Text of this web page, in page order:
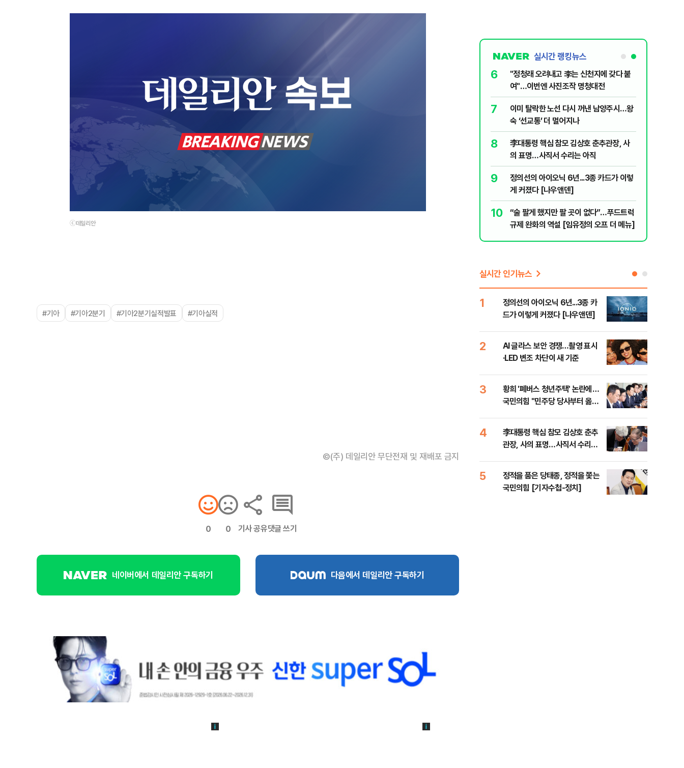
ⓒ데일리안
#기아 #기아2분기 #기아2분기실적발표 #기아실적
©(주) 데일리안 무단전재 및 재배포 금지
0 0 기사 공유댓글 쓰기
네이버에서 데일리안 구독하기 다음에서 데일리안 구독하기
실시간 랭킹뉴스
1
2
5
LS일렉트릭, GS건설과 AI데이터센터
6
"정청래 오려내고 李는 신천지에 갖다 붙
여"…이번엔 사진조작 명청대전
7
이미 탈락한 노선 다시 꺼낸 남양주시…왕
숙 ‘선교통’ 더 멀어지나
8
李대통령 핵심 참모 김상호 춘추관장, 사
의 표명…사직서 수리는 아직
9
정의선의 아이오닉 6년...3종 카드가 이렇
게 커졌다 [나우앤덴]
10
“술 팔게 했지만 팔 곳이 없다”…푸드트럭
규제 완화의 역설 [임유정의 오프 더 메뉴]
실시간 인기뉴스
1
정의선의 아이오닉 6년...3종 카
드가 이렇게 커졌다 [나우앤덴]
2
AI 글라스 보안 경쟁…촬영 표시
·LED 변조 차단이 새 기준
3
황희 '폐버스 청년주택' 논란에…
국민의힘 "민주당 당사부터 옮겨
4
李대통령 핵심 참모 김상호 춘추
관장, 사의 표명…사직서 수리는
5
정적을 품은 당태종, 정적을 쫓는
국민의힘 [기자수첩-정치]